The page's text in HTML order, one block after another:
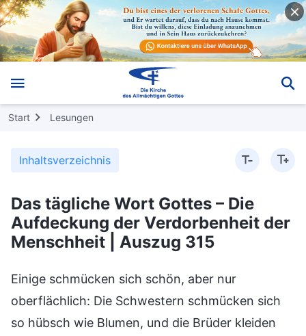
Start Lesungen
Inhaltsverzeichnis
Das tägliche Wort Gottes – Die
Aufdeckung der Verdorbenheit der
Menschheit | Auszug 315
Einige schmücken sich schön, aber nur
oberflächlich: Die Schwestern schmücken sich
so hübsch wie Blumen, und die Brüder kleiden